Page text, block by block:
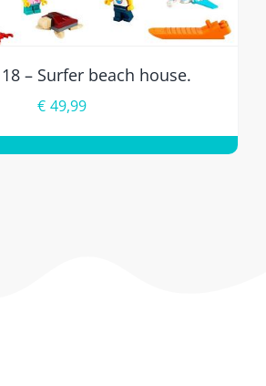
– Surfer beach house.
€ 49,99